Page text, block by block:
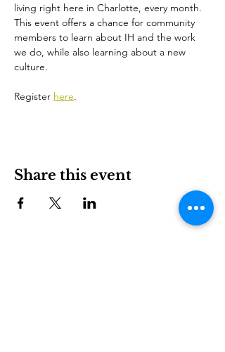
living right here in Charlotte, every month.
This event offers a chance for community
members to learn about IH and the work
we do, while also learning about a new
culture.
Register here.
Share this event